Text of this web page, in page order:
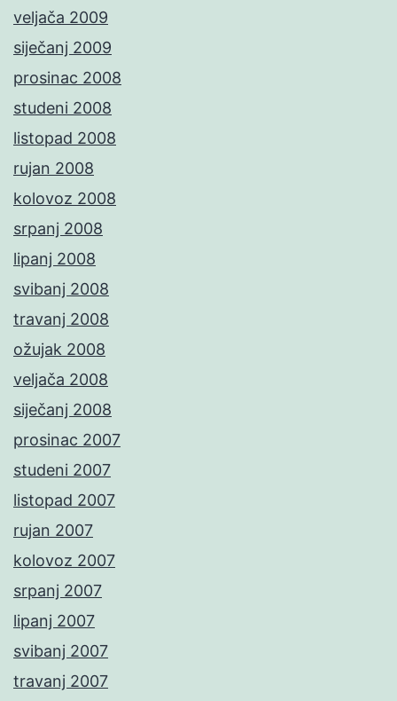
veljača 2009
siječanj 2009
prosinac 2008
studeni 2008
listopad 2008
rujan 2008
kolovoz 2008
srpanj 2008
lipanj 2008
svibanj 2008
travanj 2008
ožujak 2008
veljača 2008
siječanj 2008
prosinac 2007
studeni 2007
listopad 2007
rujan 2007
kolovoz 2007
srpanj 2007
lipanj 2007
svibanj 2007
travanj 2007